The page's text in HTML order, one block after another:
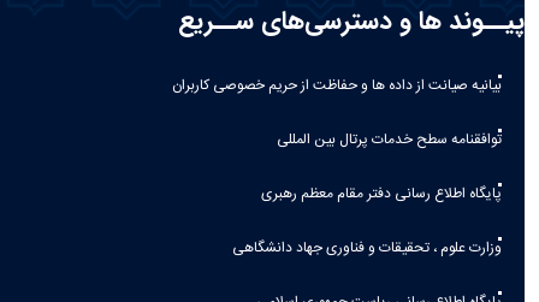
پیــوند ها و دسترسی‌های ســریع
بیانیه صيانت از داده ها و حفاظت از حريم خصوصی كاربران
توافقنامه سطح خدمات پرتال بین المللی
پایگاه اطلاع رسانی دفتر مقام معظم رهبری
وزارت علوم ، تحقیقات و فناوری جهاد دانشگاهی